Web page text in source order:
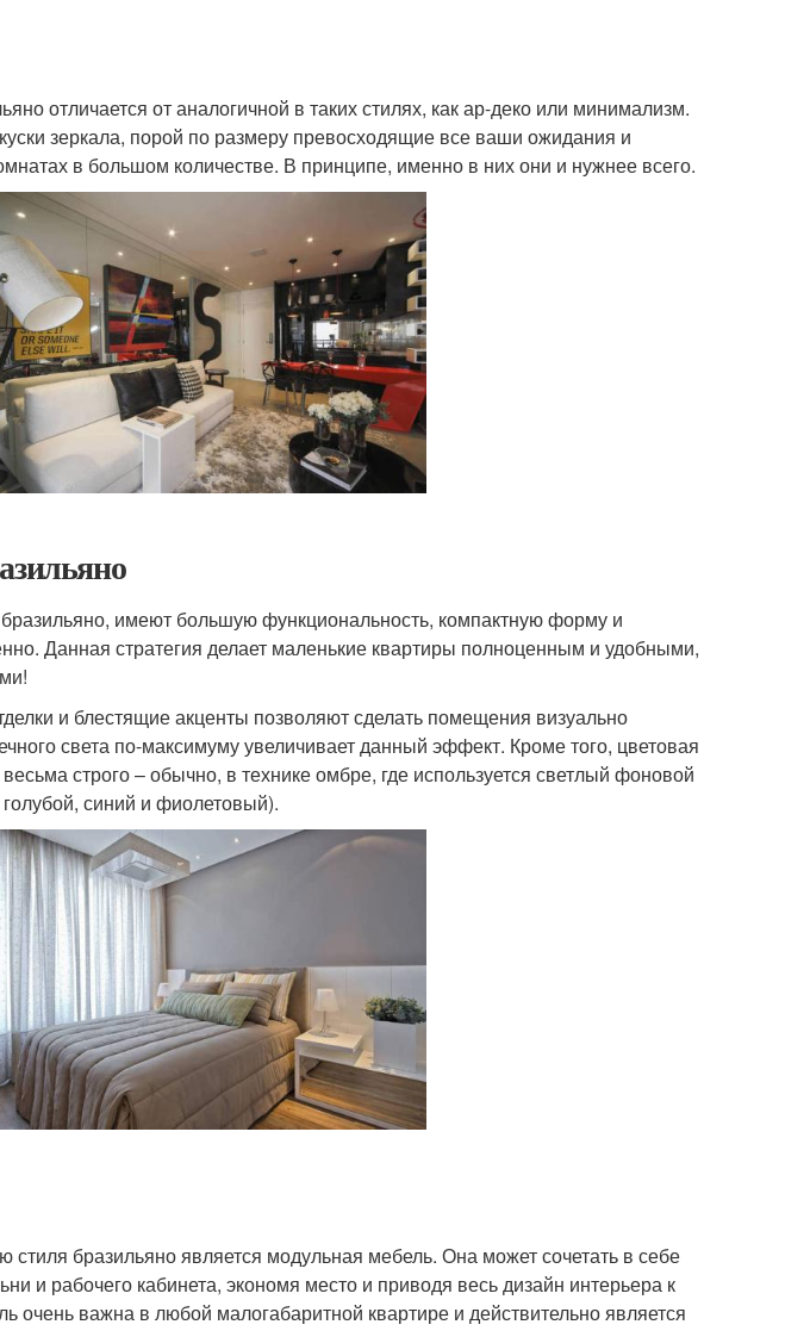
отличается от аналогичной в таких стилях, как ар-деко или минимализм.
зеркала, порой по размеру превосходящие все ваши ожидания и
в большом количестве. В принципе, именно в них они и нужнее всего.
имеют большую функциональность, компактную форму и
Данная стратегия делает маленькие квартиры полноценным и удобными,
и блестящие акценты позволяют сделать помещения визуально
света по-максимуму увеличивает данный эффект. Кроме того, цветовая
строго – обычно, в технике омбре, где используется светлый фоновой
синий и фиолетовый).
бразильяно является модульная мебель. Она может сочетать в себе
и рабочего кабинета, экономя место и приводя весь дизайн интерьера к
очень важна в любой малогабаритной квартире и действительно является